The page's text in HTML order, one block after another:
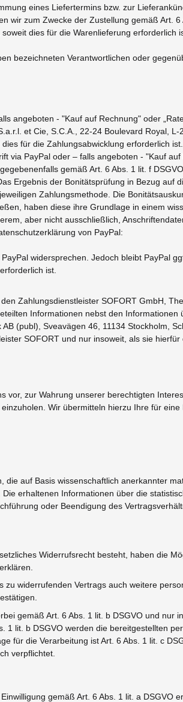
eines Liefertermins bzw. zur
wir zum Zwecke der Zustellung gemäß Art.
dies für die Warenlieferung erforderlich
bezeichneten Verantwortlichen oder
angeboten - "Kauf auf Rechnung" oder
et Cie, S.C.A., 22-24 Boulevard Royal,
für die Zahlungsabwicklung erforderlich ist.
via PayPal oder – falls angeboten - "Kauf
gemäß Art. 6 Abs. 1 lit. f
Ergebnis der Bonitätsprüfung in Bezug auf
Zahlungsmethode. Die
haben diese ihre Grundlage in einem
aber nicht ausschließlich,
von PayPal:
widersprechen. Jedoch bleibt PayPal
ist.
Zahlungsdienstleister SOFORT GmbH,
Informationen nebst den
(publ), Sveavägen 46, 11134 Stockholm,
SOFORT und nur insoweit, als sie
zur Wahrung unserer berechtigten
Wir übermitteln hierzu Ihre für
auf Basis wissenschaftlich anerkannter
erhaltenen Informationen über die
oder Beendigung des
Widerrufsrecht besteht, haben die
widerrufenden Vertrags auch weitere
gemäß Art. 6 Abs. 1 lit. b DSGVO und nur
1 lit. b DSGVO werden die bereitgestellten
für die Verarbeitung ist Art. 6 Abs. 1 lit. c
verpflichtet.
gemäß Art. 6 Abs. 1 lit. a DSGVO